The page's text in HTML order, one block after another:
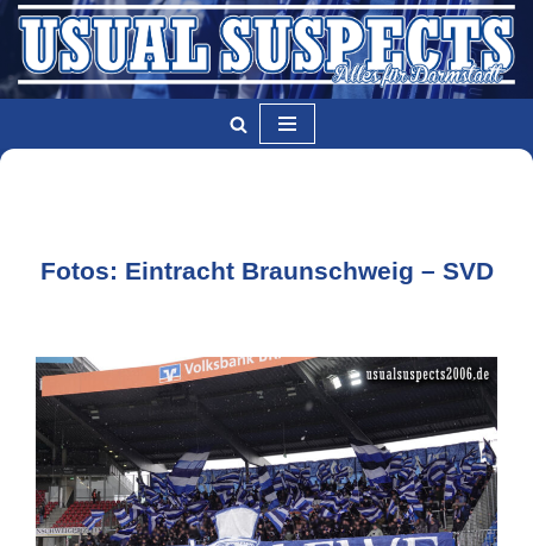
Zum
Inhalt
Fotos: Eintracht Braunschweig – SVD